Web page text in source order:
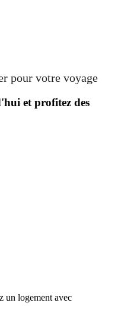
pour votre voyage
et profitez des
un logement avec